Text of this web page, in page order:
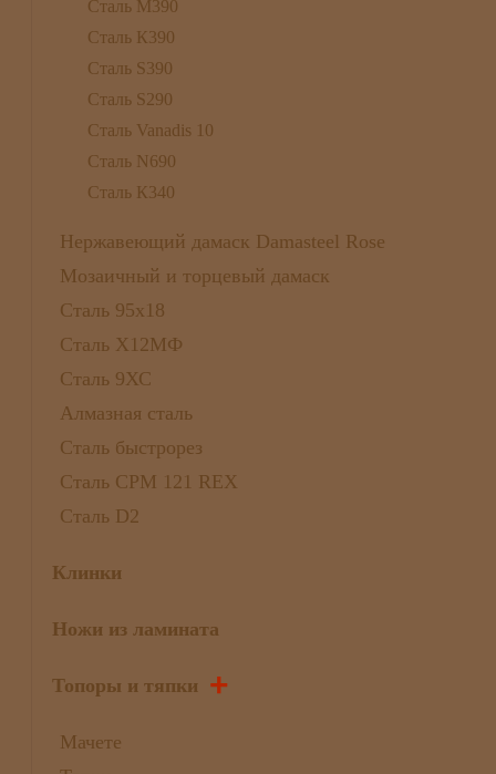
Сталь М390
Сталь К390
Сталь S390
Сталь S290
Сталь Vanadis 10
Сталь N690
Сталь К340
Нержавеющий дамаск Damasteel Rose
Мозаичный и торцевый дамаск
Сталь 95х18
Сталь Х12МФ
Сталь 9ХС
Алмазная сталь
Сталь быстрорез
Сталь CPM 121 REX
Сталь D2
Клинки
Ножи из ламината
Топоры и тяпки +
Мачете